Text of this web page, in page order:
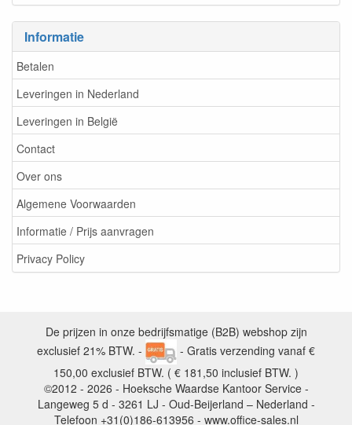
Informatie
Betalen
Leveringen in Nederland
Leveringen in België
Contact
Over ons
Algemene Voorwaarden
Informatie / Prijs aanvragen
Privacy Policy
De prijzen in onze bedrijfsmatige (B2B) webshop zijn
exclusief 21% BTW. -
- Gratis verzending vanaf €
150,00 exclusief BTW. ( € 181,50 inclusief BTW. )
©2012 - 2026 - Hoeksche Waardse Kantoor Service -
Langeweg 5 d - 3261 LJ - Oud-Beijerland – Nederland -
Telefoon +31(0)186-613956 - www.office-sales.nl